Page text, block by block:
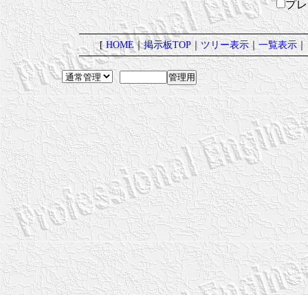
プ
[HOME｜掲示板TOP｜ツリー表示｜一覧表示｜